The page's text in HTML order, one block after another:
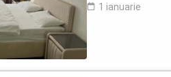
1 ianuarie